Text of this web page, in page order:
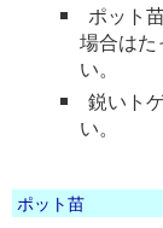
ポット
場合はた
い。
鋭いト
い。
ポット苗